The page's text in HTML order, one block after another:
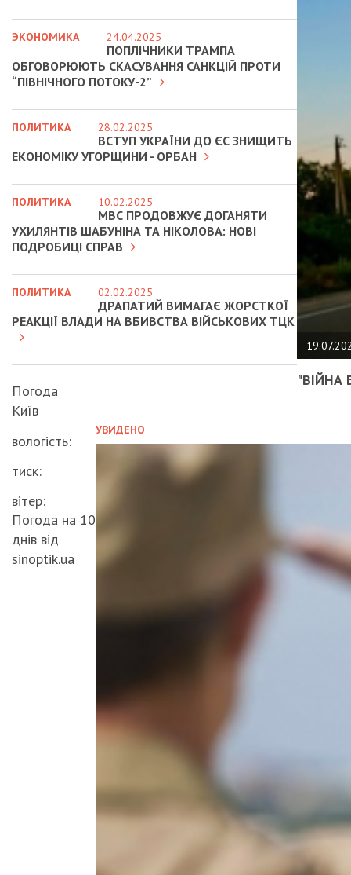
"ВІЙНА
УВИДЕНО
ЭКОНОМИКА 24.04.2025
ПОПЛІЧНИКИ ТРАМПА
ОБГОВОРЮЮТЬ СКАСУВАННЯ САНКЦІЙ ПРОТИ
“ПІВНІЧНОГО ПОТОКУ-2”
ПОЛИТИКА 28.02.2025
ВСТУП УКРАЇНИ ДО ЄС ЗНИЩИТЬ
ЕКОНОМІКУ УГОРЩИНИ - ОРБАН
ПОЛИТИКА 10.02.2025
МВС ПРОДОВЖУЄ ДОГАНЯТИ
УХИЛЯНТІВ ШАБУНІНА ТА НІКОЛОВА: НОВІ
ПОДРОБИЦІ СПРАВ
ПОЛИТИКА 02.02.2025
ДРАПАТИЙ ВИМАГАЄ ЖОРСТКОЇ
РЕАКЦІЇ ВЛАДИ НА ВБИВСТВА ВІЙСЬКОВИХ ТЦК
Погода
Київ
вологість:
тиск:
вітер:
Погода на 10
днів від
sinoptik.ua